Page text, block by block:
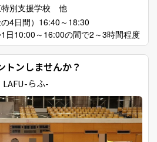
特別支援学校 他
4日間）16:40～18:30
日10:00～16:00の間で2～3時間程度
トンしませんか？
LAFU-らふ-